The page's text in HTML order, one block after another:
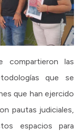
compartieron las
que se
que han ejercido
pautas judiciales,
espacios para